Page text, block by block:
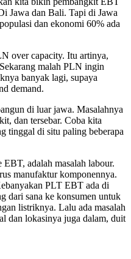
Jawa dan Bali. Tapi di Jawa
dan ekonomi 60% ada
over capacity. Itu artinya,
malah PLN ingin
banyak lagi, supaya
demand.
di luar jawa. Masalahnya
dan tersebar. Coba kita
tinggal di situ paling beberapa
adalah masalah labour.
manufaktur komponennya.
PLT EBT ada di
dari sana ke konsumen untuk
listriknya. Lalu ada masalah
dan lokasinya juga dalam, duit